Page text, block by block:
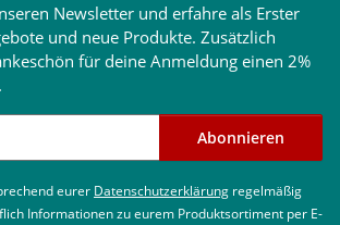
Newsletter und erfahre als Erster
und neue Produkte. Zusätzlich
für deine Anmeldung einen 2%
Abonnieren
eurer Datenschutzerklärung regelmäßig
Informationen zu eurem Produktsortiment per E-